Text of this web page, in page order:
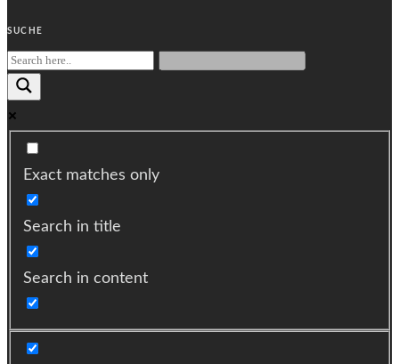
SUCHE
Exact matches only
Search in title
Search in content